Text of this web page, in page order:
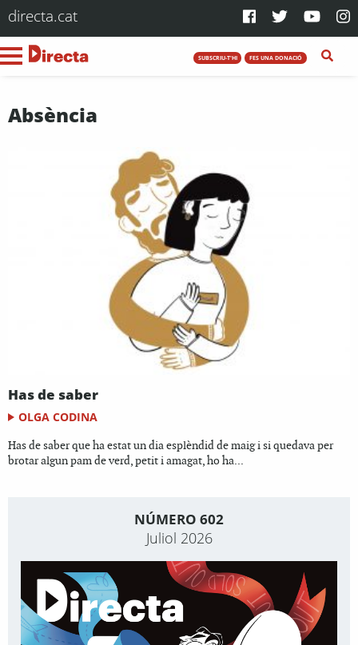
directa.cat
SUBSCRIU-T'HI FES UNA DONACIÓ
Absència
Has de saber
OLGA CODINA
Has de saber que ha estat un dia esplèndid de maig i si quedava per
brotar algun pam de verd, petit i amagat, ho ha...
NÚMERO 602
Juliol 2026